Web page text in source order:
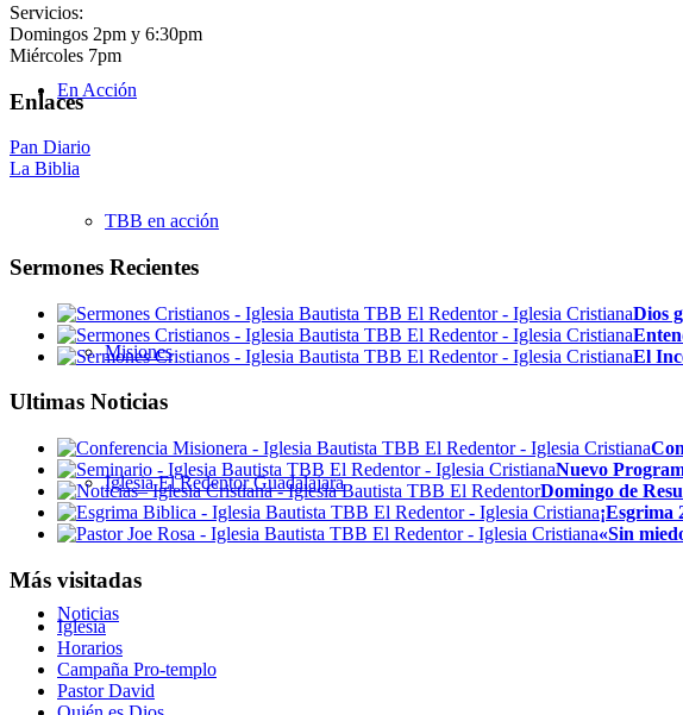
En Acción
TBB en acción
Misiones
Iglesia El Redentor Guadalajara
Noticias
Servicios:
Domingos 2pm y 6:30pm
Miércoles 7pm
Enlaces
Pan Diario
La Biblia
Sermones Recientes
Dios
El
Ultimas Noticias
Nuevo
Domingo de
¡Esgrima
«Sin
Más visitadas
Iglesia
Horarios
Campaña Pro-templo
Pastor David